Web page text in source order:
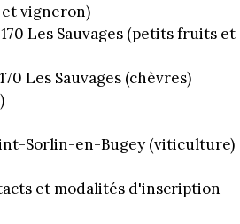
et vigneron)
Les Sauvages (petits fruits et
Les Sauvages (chèvres)
Sorlin-en-Bugey (viticulture)
et modalités d'inscription